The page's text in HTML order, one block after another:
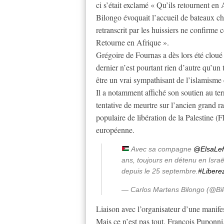
ci s’était exclamé « Qu’ils retournent
Bilongo évoquait l’accueil de bateaux
retranscrit par les huissiers ne confirme
Retourne en Afrique ».
Grégoire de Fournas a dès lors été
dernier n’est pourtant rien d’autre
être un vrai sympathisant de
Il a notamment affiché son soutien au
tentative de meurtre sur l’ancien grand
populaire de libération de la Palestine
européenne.
Avec sa compagne
ans, toujours en détenu en
depuis le 25 septembre.
— Carlos Martens Bilongo
Liaison avec l’organisateur d’une
Mais ce n’est pas tout. François